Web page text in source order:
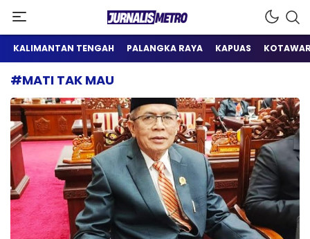
Jurnalis Metro
Satu Wadah Informasi
KALIMANTAN TENGAH PALANGKA RAYA KAPUAS
#MATI TAK MAU